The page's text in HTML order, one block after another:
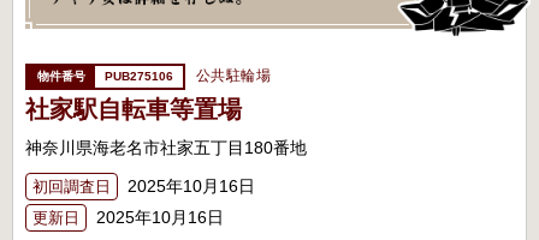
PUB275106 公共駐輪場
社家駅自転車等置場
神奈川県海老名市社家五丁目180番地
初回調査日 2025年10月16日
更新日 2025年10月16日